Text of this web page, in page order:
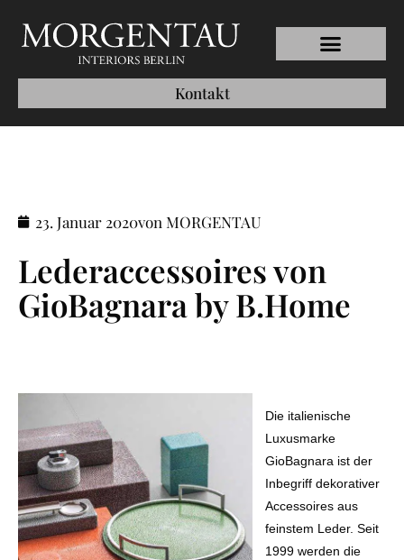
Kontakt
23. Januar 2020von MORGENTAU
Lederaccessoires von
GioBagnara by B.Home
Die italienische
Luxusmarke
GioBagnara ist der
Inbegriff dekorativer
Accessoires aus
feinstem Leder. Seit
1999 werden die